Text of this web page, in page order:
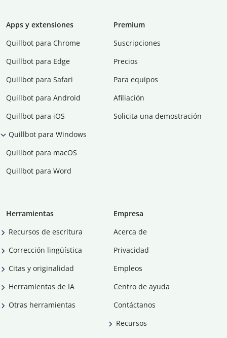
Apps y extensiones
Quillbot para Chrome
Quillbot para Edge
Quillbot para Safari
Quillbot para Android
Quillbot para iOS
Quillbot para Windows
Quillbot para macOS
Quillbot para Word
Premium
Suscripciones
Precios
Para equipos
Afiliación
Solicita una demostración
Herramientas
Recursos de escritura
Corrección lingüística
Citas y originalidad
Herramientas de IA
Otras herramientas
Empresa
Acerca de
Privacidad
Empleos
Centro de ayuda
Contáctanos
Recursos